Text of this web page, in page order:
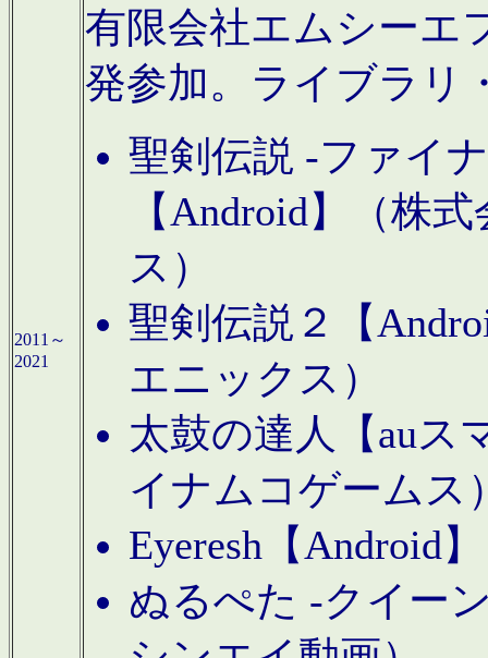
2011～
2021
有限会社エムシーエ
発参加。ライブラリ
聖剣伝説 -ファイ
【Android】（株
ス）
聖剣伝説２【
エニックス）
太鼓の達人【auス
イナムコゲームス
Eyeresh【Android
ぬるぺた -クイー